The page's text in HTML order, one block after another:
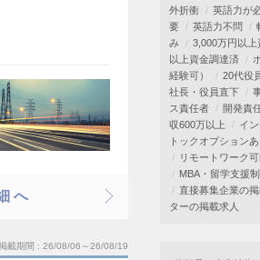
へ
載期間 26/08/06～26/08/19
外折衝
英語力が
要
英語力不問
み
3,000万円以上
以上資金調達済
経験可）
20代役
社長・役員直下
ス責任者
開発責
収600万以上
イ
トックオプションあ
リモートワーク
MBA・留学支援
直接募集企業の掲
ターの掲載求人